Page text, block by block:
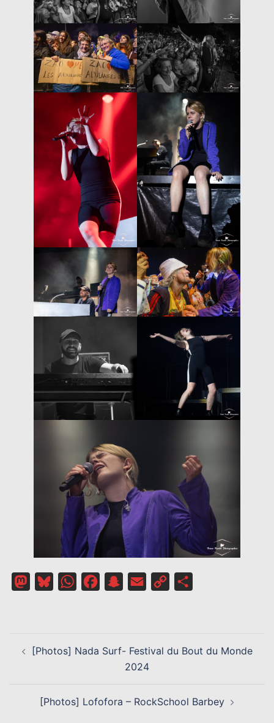
MastodonBlueskyWhatsAppFacebookSnapchat
Email
Copy
D’ARTICLE
[Photos] Nada Surf- Festival du Bout du Monde
2024
[Photos] Lofofora – RockSchool Barbey